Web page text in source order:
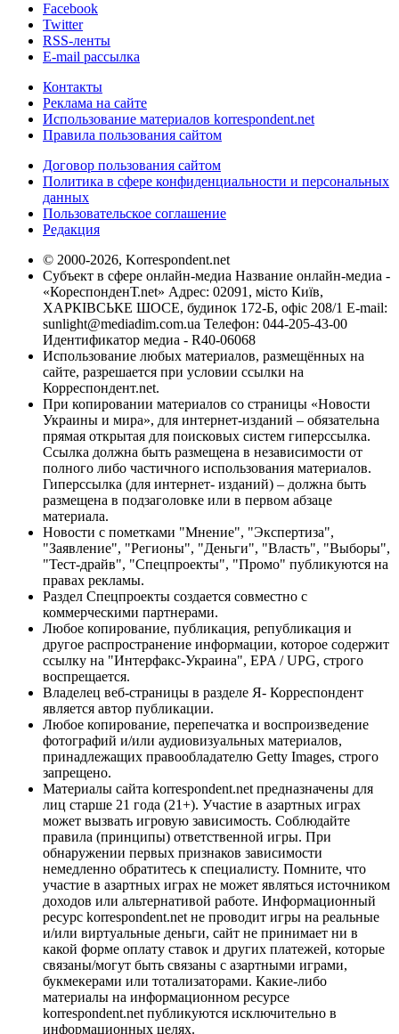
Facebook
Twitter
RSS-ленты
E-mail рассылка
Контакты
Реклама на сайте
Использование материалов korrespondent.net
Правила пользования сайтом
Договор пользования сайтом
Политика в сфере конфиденциальности и персональных
данных
Пользовательское соглашение
Редакция
© 2000-2026, Korrespondent.net
Субъект в сфере онлайн-медиа Название онлайн-медиа -
«КореспонденТ.net» Адрес: 02091, місто Київ,
ХАРКІВСЬКЕ ШОСЕ, будинок 172-Б, офіс 208/1 E-mail:
sunlight@mediadim.com.ua Телефон: 044-205-43-00
Идентификатор медиа - R40-06068
Использование любых материалов, размещённых на
сайте, разрешается при условии ссылки на
Корреспондент.net.
При копировании материалов со страницы «Новости
Украины и мира», для интернет-изданий – обязательна
прямая открытая для поисковых систем гиперссылка.
Ссылка должна быть размещена в независимости от
полного либо частичного использования материалов.
Гиперссылка (для интернет- изданий) – должна быть
размещена в подзаголовке или в первом абзаце
материала.
Новости с пометками "Мнение", "Экспертиза",
"Заявление", "Регионы", "Деньги", "Власть", "Выборы",
"Тест-драйв", "Спецпроекты", "Промо" публикуются на
правах рекламы.
Раздел Спецпроекты создается совместно с
коммерческими партнерами.
Любое копирование, публикация, републикация и
другое распространение информации, которое содержит
ссылку на "Интерфакс-Украина", EPA / UPG, строго
воспрещается.
Владелец веб-страницы в разделе Я- Корреспондент
является автор публикации.
Любое копирование, перепечатка и воспроизведение
фотографий и/или аудиовизуальных материалов,
принадлежащих правообладателю Getty Images, строго
запрещено.
Материалы сайта korrespondent.net предназначены для
лиц старше 21 года (21+). Участие в азартных играх
может вызвать игровую зависимость. Соблюдайте
правила (принципы) ответственной игры. При
обнаружении первых признаков зависимости
немедленно обратитесь к специалисту. Помните, что
участие в азартных играх не может являться источником
доходов или альтернативой работе. Информационный
ресурс korrespondent.net не проводит игры на реальные
и/или виртуальные деньги, сайт не принимает ни в
какой форме оплату ставок и других платежей, которые
связаны/могут быть связаны с азартными играми,
букмекерами или тотализаторами. Какие-либо
материалы на информационном ресурсе
korrespondent.net публикуются исключительно в
информационных целях.